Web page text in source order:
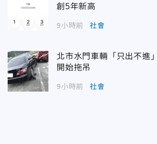
創5年新高
9小時前 社會
北市水門車輛「只出不
開始拖吊
9小時前 社會